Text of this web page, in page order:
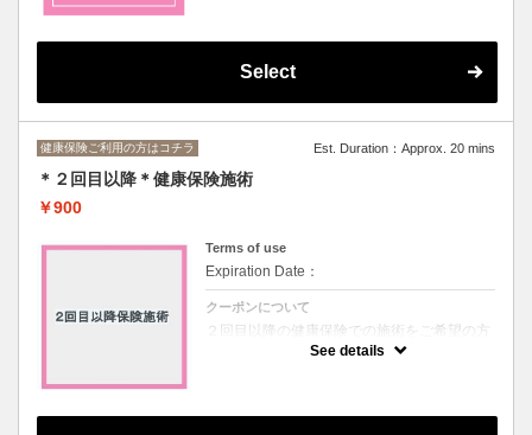
Select
健康保険ご利用の方はコチラ Est. Duration：Approx. 20 mins
＊２回目以降＊健康保険施術
￥900
Terms of use
Expiration Date：
クーポンについて
２回目以降の健康保険での施術をご希望の方
はコチラをお選びください。
See details